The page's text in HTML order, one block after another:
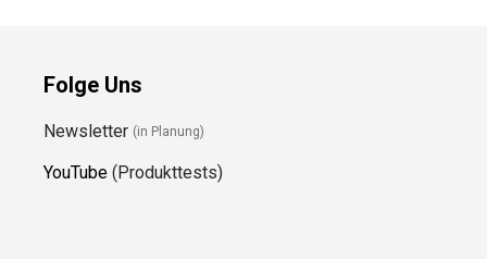
Folge Uns
Newsletter (in Planung)
YouTube (Produkttests)